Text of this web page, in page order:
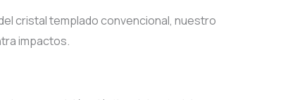
cristal templado convencional, nuestro
impactos.